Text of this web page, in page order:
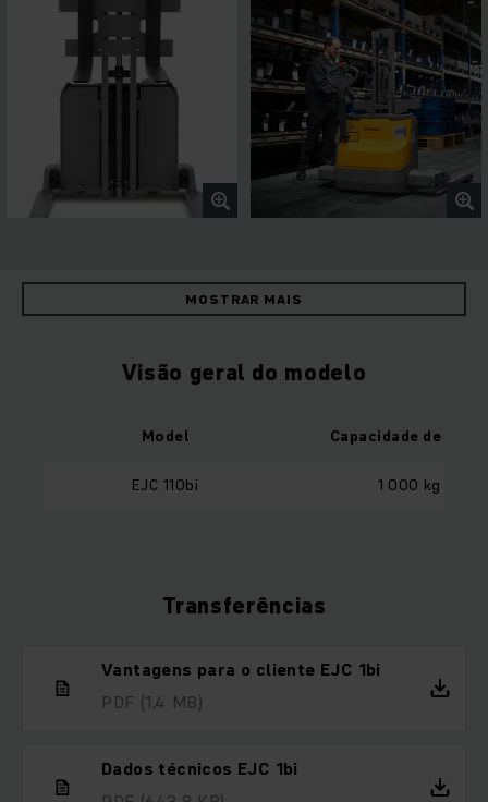
MOSTRAR MAIS
Visão geral do modelo
Model Capacidade de
EJC 110bi 1 000 kg
Transferências
Vantagens para o cliente EJC 1bi
PDF (1,4 MB)
Dados técnicos EJC 1bi